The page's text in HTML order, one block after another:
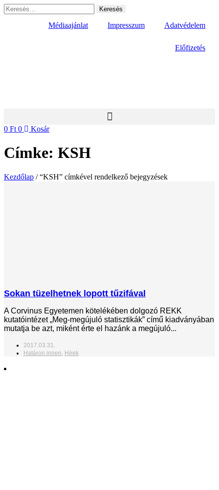
Ugrás
a
Keresés:
Médiaajánlat Impresszum Adatvédelem
Előfizetés
0 Ft 0 Kosár
Címke: KSH
Kezdőlap / “KSH” címkével rendelkező bejegyzések
Sokan tüzelhetnek lopott tűzifával
A Corvinus Egyetemen kötelékében dolgozó REKK
kutatóintézet „Meg-megújuló statisztikák” című kiadványában
mutatja be azt, miként érte el hazánk a megújuló...
2017.03.31.
Határon innen, Hírek